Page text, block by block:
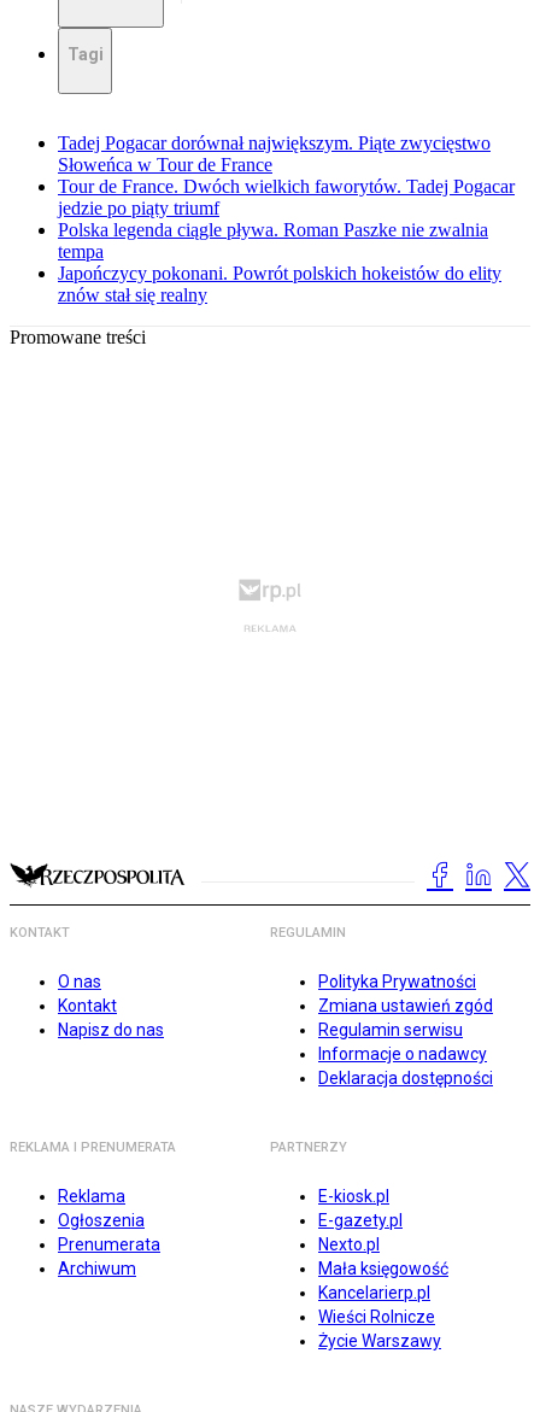
Tagi
Tadej Pogacar dorównał największym. Piąte zwycięstwo
Słoweńca w Tour de France
Tour de France. Dwóch wielkich faworytów. Tadej Pogacar
jedzie po piąty triumf
Polska legenda ciągle pływa. Roman Paszke nie zwalnia
tempa
Japończycy pokonani. Powrót polskich hokeistów do elity
znów stał się realny
Promowane treści
KONTAKT
O nas
Kontakt
Napisz do nas
REGULAMIN
Polityka Prywatności
Zmiana ustawień zgód
Regulamin serwisu
Informacje o nadawcy
Deklaracja dostępności
REKLAMA I PRENUMERATA
Reklama
Ogłoszenia
Prenumerata
Archiwum
PARTNERZY
E-kiosk.pl
E-gazety.pl
Nexto.pl
Mała księgowość
Kancelarierp.pl
Wieści Rolnicze
Życie Warszawy